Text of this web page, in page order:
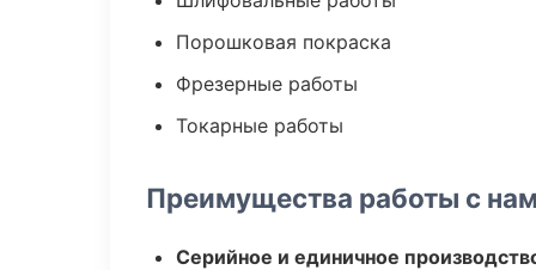
Порошковая покраска
Фрезерные работы
Токарные работы
Преимущества работы с
Серийное и единичное